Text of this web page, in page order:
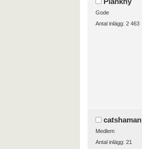
Gode
Antal inlägg: 2 463
catshaman
Medlem
Antal inlägg: 21